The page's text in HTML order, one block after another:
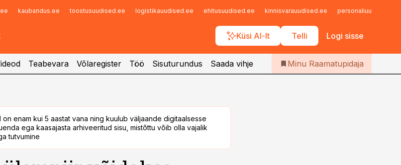
kaubandus.ee toostusuudised.ee logistikauudised.ee ehitusuudised.ee kinnisvarauudised.ee personaliuudised.ee
Küsi AI-lt Telli Logi sisse
Iseteenindus
Telli Raamatupidaja
Teabevara Võlaregister Töö Sisuturundus Saada vihje Minu Raamatupidaja
on enam kui 5 aastat vana ning kuulub väljaande digitaalsesse
ega kaasajasta arhiveeritud sisu, mistõttu võib olla vajalik
tutvumine